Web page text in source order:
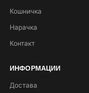
Кошничка
Нарачка
Контакт
ИНФОРМАЦИИ
Достава